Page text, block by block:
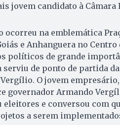
jovem candidato à Câmara
ocorreu na emblemática
e Anhanguera no
políticos de grande
serviu de ponto de partida
O jovem
governador Armando
e conversou com
a serem